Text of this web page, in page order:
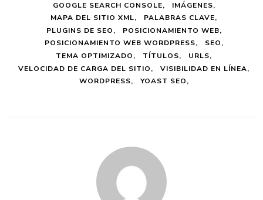
GOOGLE SEARCH CONSOLE
IMÁGENES
MAPA DEL SITIO XML
PALABRAS CLAVE
PLUGINS DE SEO
POSICIONAMIENTO WEB
POSICIONAMIENTO WEB WORDPRESS
SEO
TEMA OPTIMIZADO
TÍTULOS
URLS
VELOCIDAD DE CARGA DEL SITIO
VISIBILIDAD EN LÍNEA
WORDPRESS
YOAST SEO